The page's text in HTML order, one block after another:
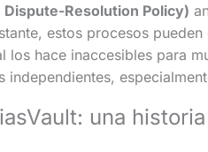
Dispute-Resolution Policy)
estos procesos pueden
los hace inaccesibles para
independientes,
una